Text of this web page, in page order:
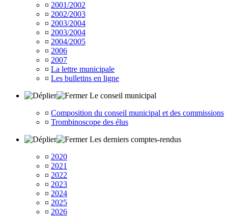
¤ 2001/2002
¤ 2002/2003
¤ 2003/2004
¤ 2003/2004
¤ 2004/2005
¤ 2006
¤ 2007
¤ La lettre municipale
¤ Les bulletins en ligne
Le conseil municipal
¤ Composition du conseil municipal et des commissions
¤ Trombinoscope des élus
Les derniers comptes-rendus
¤ 2020
¤ 2021
¤ 2022
¤ 2023
¤ 2024
¤ 2025
¤ 2026